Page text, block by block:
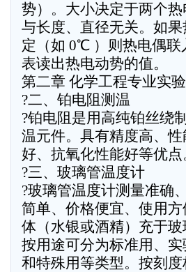
势）。大小决定于两个
与长度、直径无关。如
定（如 0℃ ）则热电偶
表读出热电动势的值。
第二章 化学工程专业实
?二、铂电阻测温
?铂电阻是用高纯铂丝绕
温元件。具有精度高、
好、抗氧化性能好等优点
?三、玻璃管温度计
?玻璃管温度计测量准确
简单、价格便宜、使用
体（水银或酒精）充于玻
按用途可分为标准用、
和特殊用等类型。按刻